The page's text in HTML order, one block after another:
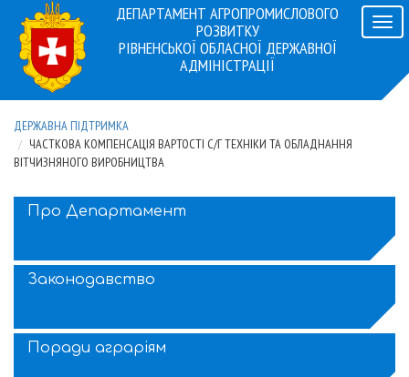
ДЕПАРТАМЕНТ АГРОПРОМИСЛОВОГО
РОЗВИТКУ
РІВНЕНСЬКОЇ ОБЛАСНОЇ ДЕРЖАВНОЇ
АДМІНІСТРАЦІЇ
ДЕРЖАВНА ПІДТРИМКА
ЧАСТКОВА КОМПЕНСАЦІЯ ВАРТОСТІ С/Г ТЕХНІКИ ТА ОБЛАДНАННЯ
ВІТЧИЗНЯНОГО ВИРОБНИЦТВА
Про Департамент
Законодавство
Поради аграріям